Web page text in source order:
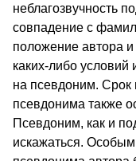
неблагозвучность
совпадение с
положение автора и
каких-либо условий
на псевдоним. Срок
псевдонима также
Псевдоним, как и
искажаться.